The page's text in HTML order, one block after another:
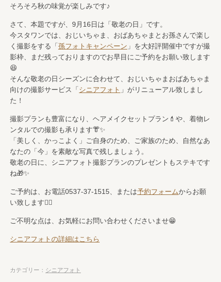
そろそろ秋の味覚が楽しみです♪
さて、本題ですが、9月16日は「敬老の日」です。
今スタワンでは、おじいちゃま、おばあちゃまとお孫さんで楽し
く撮影をする「 孫フォトキャンペーン 」を大好評開催中ですが撮
影枠、まだ残っておりますのでお早目にご予約をお願い致します
😆
そんな敬老の日シーズンに合わせて、おじいちゃまおばあちゃま
向けの撮影サービス「 シニアフォト 」がリニューアル致しまし
た！
撮影プランも豊富になり、ヘアメイクセットプラン💄や、着物レ
ンタルでの撮影も承ります👘✨
「美しく、かっこよく」ご自身のため、ご家族のため、自然なあ
なたの「今」を素敵な写真で残しましょう。
敬老の日に、シニアフォト撮影プランのプレゼントもステキです
ね🎁✨
ご予約は、お電話0537-37-1515、または予約フォームからお願
い致します🙇‍♂️
ご不明な点は、お気軽にお問い合わせくださいませ😁
シニアフォトの詳細はこちら
カテゴリー： シニアフォト